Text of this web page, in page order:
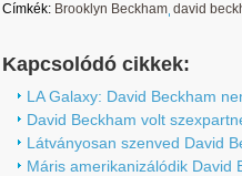
Címkék: Brooklyn Beckham david
Kapcsolódó cikkek:
LA Galaxy: David Beckham
David Beckham volt
Látványosan szenved David
Máris amerikanizálódik David